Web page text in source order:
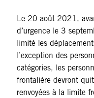
Le 20 août 2021,
d’urgence le 3
limité les
l’exception des
catégories, les
frontalière devront
renvoyées à la limite